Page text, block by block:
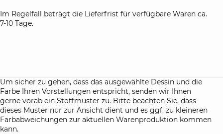
Im Regelfall beträgt die Lieferfrist für verfügbare Waren ca.
7-10 Tage.
Um sicher zu gehen, dass das ausgewählte Dessin und die
Farbe Ihren Vorstellungen entspricht, senden wir Ihnen
gerne vorab ein Stoffmuster zu. Bitte beachten Sie, dass
dieses Muster nur zur Ansicht dient und es ggf. zu kleineren
Farbabweichungen zur aktuellen Warenproduktion kommen
kann.